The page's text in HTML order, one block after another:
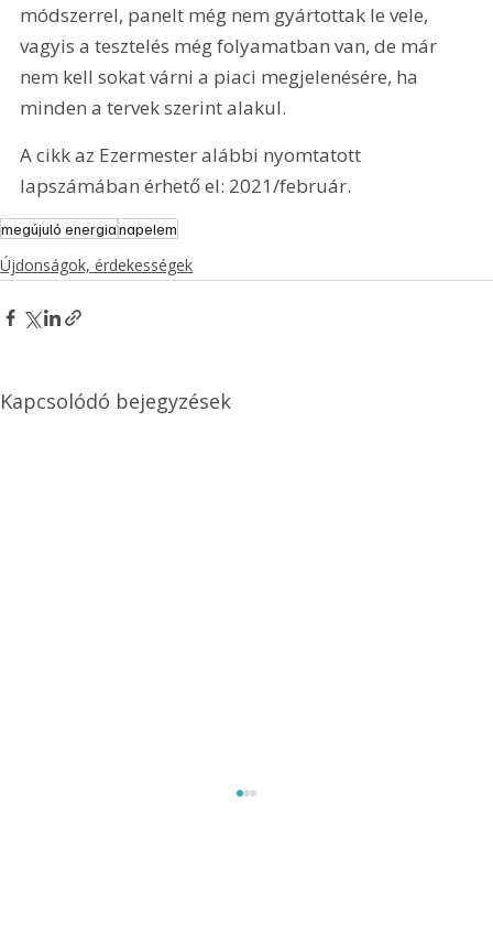
módszerrel, panelt még nem gyártottak le vele,
vagyis a tesztelés még folyamatban van, de már
nem kell sokat várni a piaci megjelenésére, ha
minden a tervek szerint alakul.
A cikk az Ezermester alábbi nyomtatott
lapszámában érhető el: 2021/február.
megújuló energianapelem
Újdonságok, érdekességek
Kapcsolódó bejegyzések